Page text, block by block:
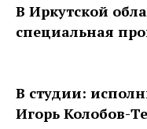
В Иркутской
специальная
В студии:
Игорь Колобов-